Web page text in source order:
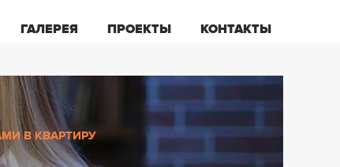
ГАЛЕРЕЯ ПРОЕКТЫ КОНТАКТЫ
ua
В КВАРТИРУ